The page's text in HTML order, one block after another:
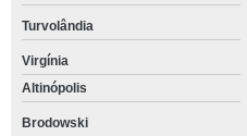
Turvolândia
Virgínia
Altinópolis
Brodowski